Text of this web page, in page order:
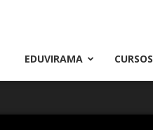
EDUVIRAMA CURSOS